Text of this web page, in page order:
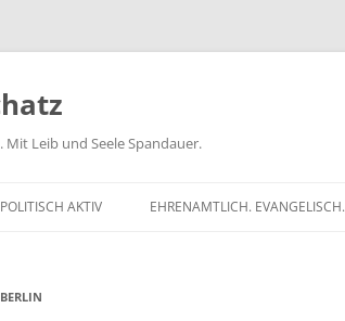
Leib und Seele Spandauer.
POLITISCH AKTIV
SCHRIFTLICHE ANFRAGEN
EHRENAMTLICH. EVANGELISCH.